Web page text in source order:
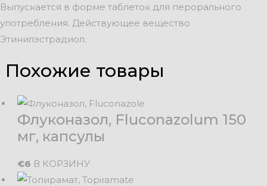
Выпускается в форме таблеток для перорального
употребления. Действующее вещество
Этинилэстрадиол.
Похожие товары
Флуконазол, Fluconazolum 150
мг, капсулы
€6 В КОРЗИНУ